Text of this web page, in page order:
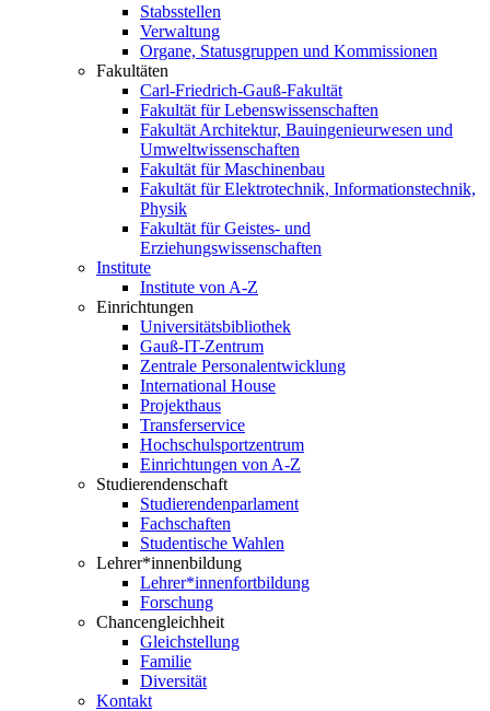
Stabsstellen
Verwaltung
Organe, Statusgruppen und Kommissionen
Fakultäten
Carl-Friedrich-Gauß-Fakultät
Fakultät für Lebenswissenschaften
Fakultät Architektur, Bauingenieurwesen und
Umweltwissenschaften
Fakultät für Maschinenbau
Fakultät für Elektrotechnik, Informationstechnik,
Physik
Fakultät für Geistes- und
Erziehungswissenschaften
Institute
Institute von A-Z
Einrichtungen
Universitätsbibliothek
Gauß-IT-Zentrum
Zentrale Personalentwicklung
International House
Projekthaus
Transferservice
Hochschulsportzentrum
Einrichtungen von A-Z
Studierendenschaft
Studierendenparlament
Fachschaften
Studentische Wahlen
Lehrer*innenbildung
Lehrer*innenfortbildung
Forschung
Chancengleichheit
Gleichstellung
Familie
Diversität
Kontakt